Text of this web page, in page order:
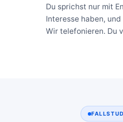
Du sprichst nur mit
Interesse haben,
Wir telefonieren. Du